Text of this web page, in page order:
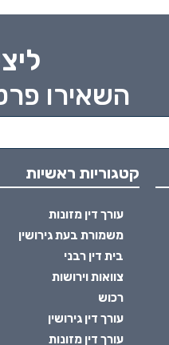
השאירו
קטגוריות ראשיות
עורך דין מזונות
משמורת בעת גירושין
בית דין רבני
צוואות וירושות
רכוש
עורך דין גירושין
עורך דין מזונות